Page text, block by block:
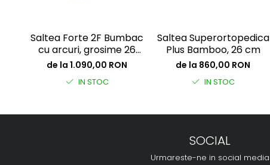
Saltea Forte 2F Bumbac
cu arcuri, grosime 26
cm
de la 1.090,00 RON
IN STOC
Saltea Superortopedica
Plus Bamboo, 26 cm
de la 860,00 RON
IN STOC
SOCIAL
Urmareste-ne in social media